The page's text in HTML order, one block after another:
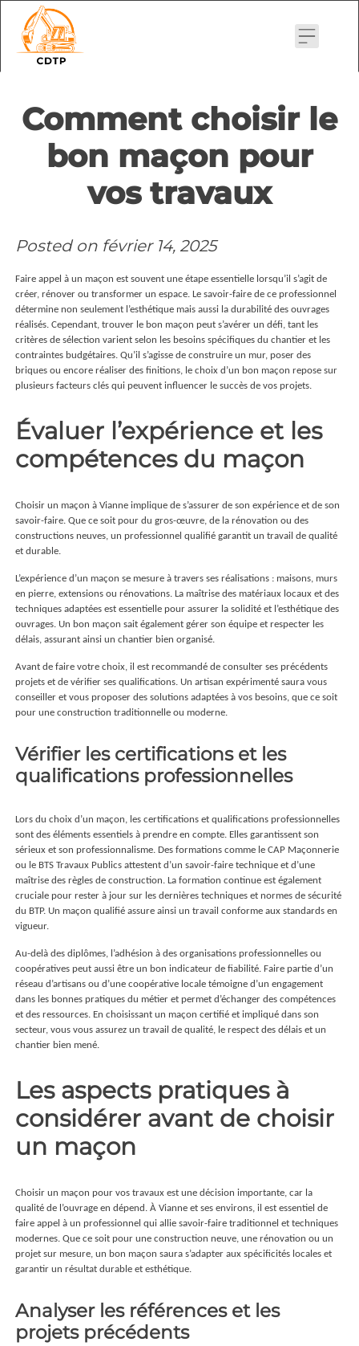
content
Comment choisir le
bon maçon pour
vos travaux
Posted on février 14, 2025
Faire appel à un maçon est souvent une étape essentielle lorsqu’il s’agit de
créer, rénover ou transformer un espace. Le savoir-faire de ce professionnel
détermine non seulement l’esthétique mais aussi la durabilité des ouvrages
réalisés. Cependant, trouver le bon maçon peut s’avérer un défi, tant les
critères de sélection varient selon les besoins spécifiques du chantier et les
contraintes budgétaires. Qu’il s’agisse de construire un mur, poser des
briques ou encore réaliser des finitions, le choix d’un bon maçon repose sur
plusieurs facteurs clés qui peuvent influencer le succès de vos projets.
Évaluer l’expérience et les
compétences du maçon
Choisir un maçon à Vianne implique de s’assurer de son expérience et de son
savoir-faire. Que ce soit pour du gros-œuvre, de la rénovation ou des
constructions neuves, un professionnel qualifié garantit un travail de qualité
et durable.
L’expérience d’un maçon se mesure à travers ses réalisations : maisons, murs
en pierre, extensions ou rénovations. La maîtrise des matériaux locaux et des
techniques adaptées est essentielle pour assurer la solidité et l’esthétique des
ouvrages. Un bon maçon sait également gérer son équipe et respecter les
délais, assurant ainsi un chantier bien organisé.
Avant de faire votre choix, il est recommandé de consulter ses précédents
projets et de vérifier ses qualifications. Un artisan expérimenté saura vous
conseiller et vous proposer des solutions adaptées à vos besoins, que ce soit
pour une construction traditionnelle ou moderne.
Vérifier les certifications et les
qualifications professionnelles
Lors du choix d’un maçon, les certifications et qualifications professionnelles
sont des éléments essentiels à prendre en compte. Elles garantissent son
sérieux et son professionnalisme. Des formations comme le CAP Maçonnerie
ou le BTS Travaux Publics attestent d’un savoir-faire technique et d’une
maîtrise des règles de construction. La formation continue est également
cruciale pour rester à jour sur les dernières techniques et normes de sécurité
du BTP. Un maçon qualifié assure ainsi un travail conforme aux standards en
vigueur.
Au-delà des diplômes, l’adhésion à des organisations professionnelles ou
coopératives peut aussi être un bon indicateur de fiabilité. Faire partie d’un
réseau d’artisans ou d’une coopérative locale témoigne d’un engagement
dans les bonnes pratiques du métier et permet d’échanger des compétences
et des ressources. En choisissant un maçon certifié et impliqué dans son
secteur, vous vous assurez un travail de qualité, le respect des délais et un
chantier bien mené.
Les aspects pratiques à
considérer avant de choisir
un maçon
Choisir un maçon pour vos travaux est une décision importante, car la
qualité de l’ouvrage en dépend. À Vianne et ses environs, il est essentiel de
faire appel à un professionnel qui allie savoir-faire traditionnel et techniques
modernes. Que ce soit pour une construction neuve, une rénovation ou un
projet sur mesure, un bon maçon saura s’adapter aux spécificités locales et
garantir un résultat durable et esthétique.
Analyser les références et les
projets précédents